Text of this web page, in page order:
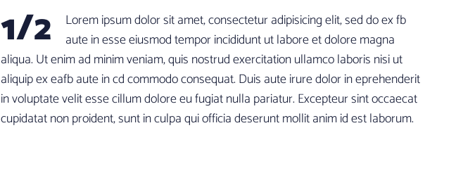
1/2
Lorem ipsum dolor sit amet, consectetur adipisicing elit, sed do ex fb
aute in esse eiusmod tempor incididunt ut labore et dolore magna
aliqua. Ut enim ad minim veniam, quis nostrud exercitation ullamco laboris nisi ut
aliquip ex eafb aute in cd commodo consequat. Duis aute irure dolor in eprehenderit
in voluptate velit esse cillum dolore eu fugiat nulla pariatur. Excepteur sint occaecat
cupidatat non proident, sunt in culpa qui officia deserunt mollit anim id est laborum.